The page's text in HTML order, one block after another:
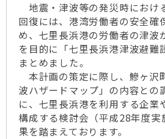
地震・津波等の発災時におけ
回復には、港湾労働者の安全確
め、七里長浜港の労働者の津波
を目的に「七里長浜港津波避難
まとめました。
本計画の策定に際し、鰺ヶ沢
波ハザードマップ」の内容との
に、七里長浜港を利用する企業
構成する検討会（平成28年度実
果を踏まえております。